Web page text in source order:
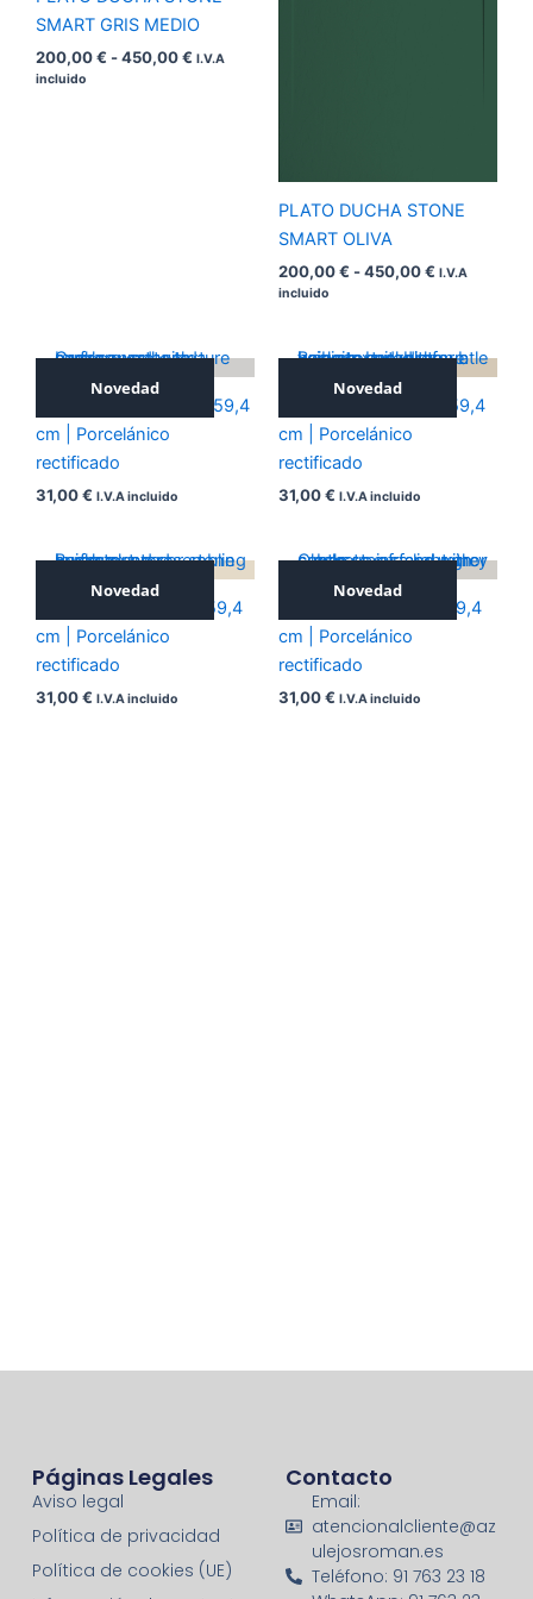
SMART GRIS MEDIO
200,00€ -450,00€ I.V.A
incluido
PLATO DUCHA STONE
SMART OLIVA
200,00€ -450,00€ I.V.A
incluido
Novedad
ICONIC SILVER 59,4×59,4
cm | Porcelánico
rectificado
31,00€ I.V.A incluido
Novedad
ICONIC NOCE 59,4×59,4
cm | Porcelánico
rectificado
31,00€ I.V.A incluido
Novedad
ICONIC BEIGE 59,4×59,4
cm | Porcelánico
rectificado
31,00€ I.V.A incluido
Novedad
ICONIC GREY 59,4×59,4
cm | Porcelánico
rectificado
31,00€ I.V.A incluido
Páginas Legales
Aviso legal
Política de privacidad
Política de cookies (UE)
Contacto
Email:
atencionalcliente@az
ulejosroman.es
Teléfono: 91 763 23 18